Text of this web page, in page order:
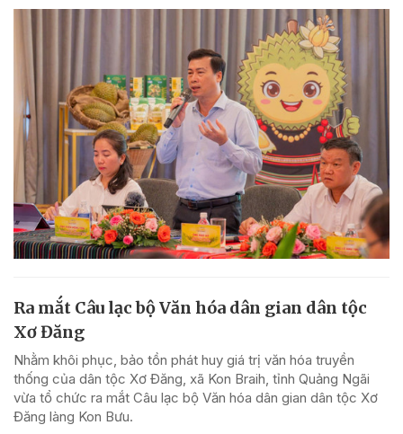
Ra mắt Câu lạc bộ Văn hóa dân gian dân tộc
Xơ Đăng
Nhằm khôi phục, bảo tồn phát huy giá trị văn hóa truyền
thống của dân tộc Xơ Đăng, xã Kon Braih, tỉnh Quảng Ngãi
vừa tổ chức ra mắt Câu lạc bộ Văn hóa dân gian dân tộc Xơ
Đăng làng Kon Bưu.